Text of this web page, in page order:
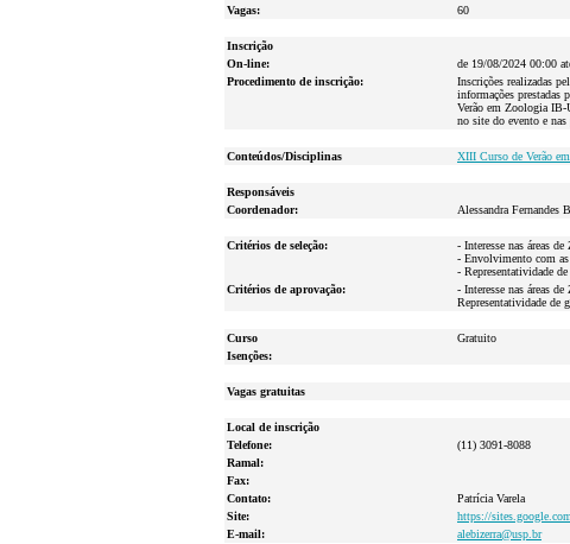
Vagas:
60
Inscrição
On-line:
de 19/08/2024 00:00
Procedimento de inscrição:
Inscrições realizadas
informações prestadas
Verão em Zoologia IB-
no site do evento e nas
Conteúdos/Disciplinas XIII Curso de Verão
Responsáveis
Coordenador:
Alessandra Fernandes
Critérios de seleção:
- Interesse nas áreas
- Envolvimento com as
- Representatividade de
Critérios de aprovação:
- Interesse nas áreas
Representatividade de
Curso
Gratuito
Isenções:
Vagas gratuitas
Local de inscrição
Telefone:
(11) 3091-8088
Ramal:
Fax:
Contato:
Patrícia Varela
Site:
https://
E-mail:
alebizerra@usp.br